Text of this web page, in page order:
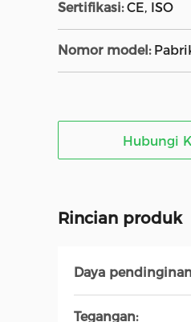
Sertifikasi: CE, ISO
Nomor model:
Hubungi
Rincian produk
Daya
Tegangan: